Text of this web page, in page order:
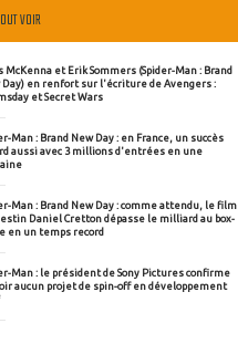
VOIR
McKenna et Erik Sommers (Spider-Man : Brand
Day) en renfort sur l'écriture de Avengers :
et Secret Wars
Man : Brand New Day : en France, un succès
aussi avec 3 millions d'entrées en une
Man : Brand New Day : comme attendu, le film
Daniel Cretton dépasse le milliard au box-
en un temps record
Man : le président de Sony Pictures confirme
aucun projet de spin-off en développement